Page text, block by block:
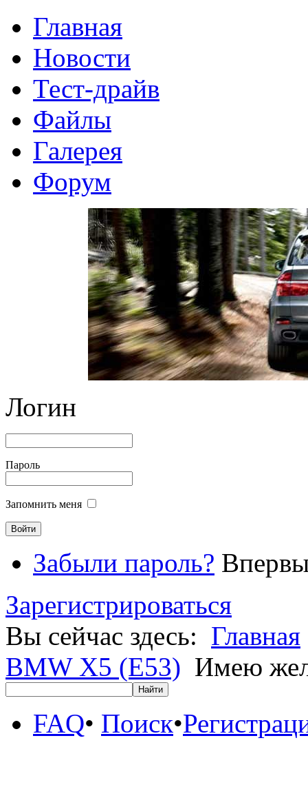
Главная
Новости
Тест-драйв
Файлы
Галерея
Форум
Логин
Пароль
Запомнить меня
Забыли пароль?
Зарегистрироваться
Вы сейчас здесь: Главная
BMW X5 (E53) Имею
FAQ• Поиск•